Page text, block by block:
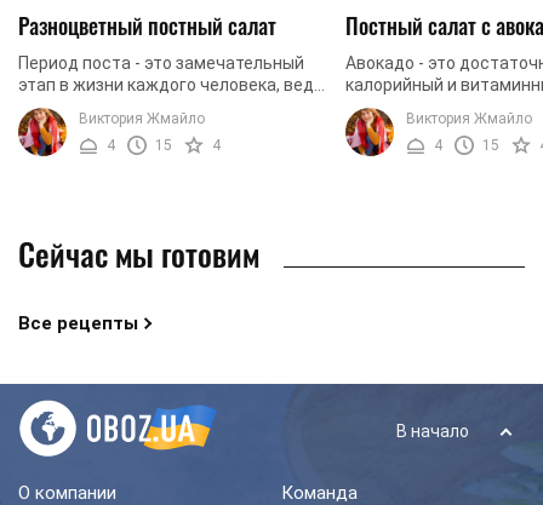
Разноцветный постный салат
Период поста - это замечательный
этап в жизни каждого человека, ведь
благодаря этому мы очищаемся
морально и физически. Мы
подготовили для вас ...
Виктория Жмайло
4
15 4
Постный салат с
Авокадо - это
калорийный и
Он является
количества витаминов
Именно поэтому
Виктория Жмайло
4
15
Сейчас мы готовим
Все рецепты
В начало
О компании Команда